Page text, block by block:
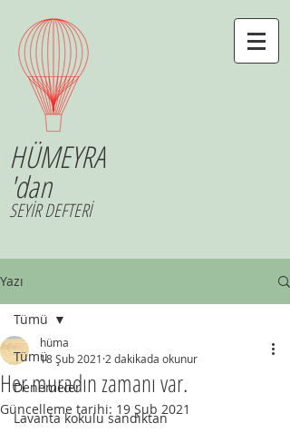
HÜMEYRA
'dan
SEYİR DEFTERİ
Yazı
Tümü
Denemeler
Lavanta kokulu sandıktan
Tümü
Her muradın zamanı var.
hüma
18 Şub 2021 2 dakikada okunur
Güncelleme tarihi: 19 Şub 2021